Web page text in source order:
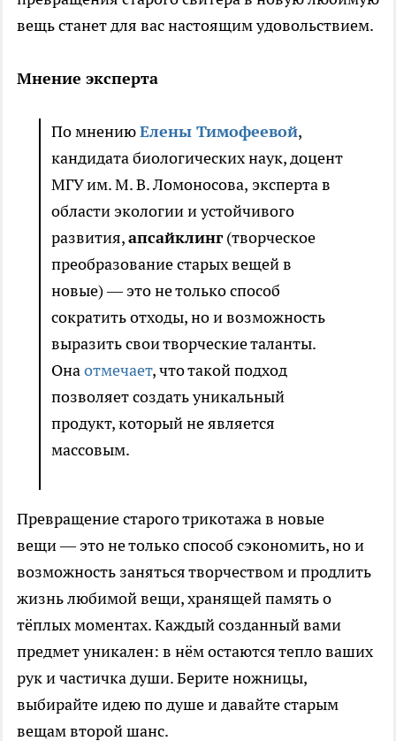
вещь станет для вас настоящим удовольствием.
Мнение эксперта
По мнениюЕлены Тимофеевой,
кандидата биологических наук, доцент
МГУ им. М. В. Ломоносова, эксперта в
области экологии и устойчивого
развития,апсайклинг(творческое
преобразование старых вещей в
новые) — это не только способ
сократить отходы, но и возможность
выразить свои творческие таланты.
Онаотмечает, что такой подход
позволяет создать уникальный
продукт, который не является
массовым.
Превращение старого трикотажа в новые
вещи — это не только способ сэкономить, но и
возможность заняться творчеством и продлить
жизнь любимой вещи, хранящей память о
тёплых моментах. Каждый созданный вами
предмет уникален: в нём остаются тепло ваших
рук и частичка души. Берите ножницы,
выбирайте идею по душе и давайте старым
вещам второй шанс.